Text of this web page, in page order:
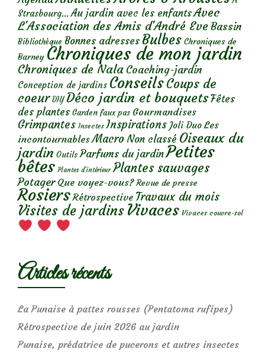
Strasbourg... Au jardin avec les enfantsAvec
L'Association des Amis d'André Eve Bassin
Bibliothèque Bonnes adresses Bulbes Chroniques de
Barney Chroniques de mon jardin
Chroniques de Nala Coaching-jardin
Conception de jardins ConseilsCoups de
coeur DIY Déco jardin et bouquetsFêtes
des plantes Garden faux pas Gourmandises
Grimpantes Insectes Inspirations Joli Duo Les
incontournables Macro Non classé Oiseaux du
jardin Outils Parfums du jardinPetites
bêtes Plantes d’intérieur Plantes sauvages
Potager Que voyez-vous? Revue de presse
Rosiers Rétrospective Travaux du mois
Visites de jardins Vivaces Vivaces couvre-sol
Articles récents
La Punaise à pattes rousses (Pentatoma rufipes)
Rétrospective de juin 2026 au jardin
Punaise, prédatrice de pucerons et autres insectes